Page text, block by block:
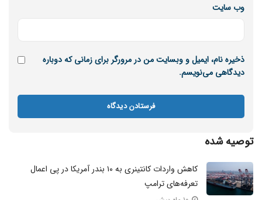
وب‌ سایت
ذخیره نام، ایمیل و وبسایت من در مرورگر برای زمانی که دوباره
دیدگاهی می‌نویسم.
توصیه شده
کاهش واردات کانتینری به ۱۰ بندر آمریکا در پی اعمال
تعرفه‌های ترامپ